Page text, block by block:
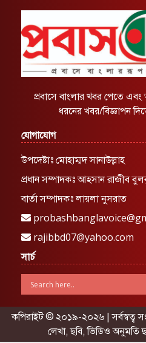
প্রবাসে বাংলার খবর পেতে
ধরনের খবর/বিজ্ঞাপন
যোগাযোগ
উপদেষ্টাঃ মোহাম্মদ সানাউল্লাহ
প্রধান সম্পাদকঃ আহসান রাজীব
বার্তা সম্পাদকঃ লায়লা নুসরাত
rajibbd07@yahoo.com
সার্চ
কপিরাইট © ২০১৯-২০২৬ | সর্বস্বত্ব
লেখা, ছবি, ভিডিও অনুমতি